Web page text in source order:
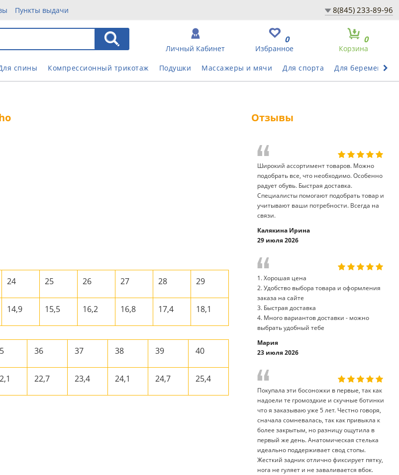
Пункты выдачи 8(845) 233-89-96
Корзина
0
Избранное
0
Личный Кабинет
спины Компрессионный трикотаж Подушки Массажеры и мячи Для спорта Для беременных
24 25 26 27 28 29
14,9 15,5 16,2 16,8 17,4 18,1
36 37 38 39 40
22,7 23,4 24,1 24,7 25,4
Отзывы
Широкий ассортимент товаров. Можно
подобрать все, что необходимо. Особенно
радует обувь. Быстрая доставка.
Специалисты помогают подобрать товар и
учитывают ваши потребности. Всегда на
связи.
Калякина Ирина
29 июля 2026
1. Хорошая цена
2. Удобство выбора товара и оформления
заказа на сайте
3. Быстрая доставка
4. Много вариантов доставки - можно
выбрать удобный тебе
Мария
23 июля 2026
Покупала эти босоножки в первые, так как
надоели те громоздкие и скучные ботинки
что я заказываю уже 5 лет. Честно говоря,
сначала сомневалась, так как привыкла к
более закрытым, но разницу ощутила в
первый же день. Анатомическая стелька
идеально поддерживает свод стопы.
Жесткий задник отлично фиксирует пятку,
нога не гуляет и не заваливается вбок.